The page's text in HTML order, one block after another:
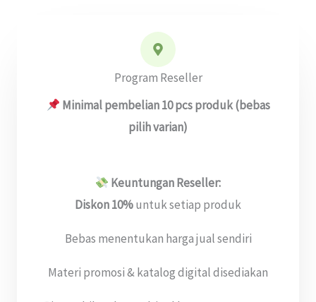
Program Reseller
Minimal pembelian10 pcsproduk (bebas
pilih varian)
Keuntungan Reseller:
Diskon 10%untuk setiap produk
Bebas menentukan harga jual sendiri
Materi promosi & katalog digital disediakan